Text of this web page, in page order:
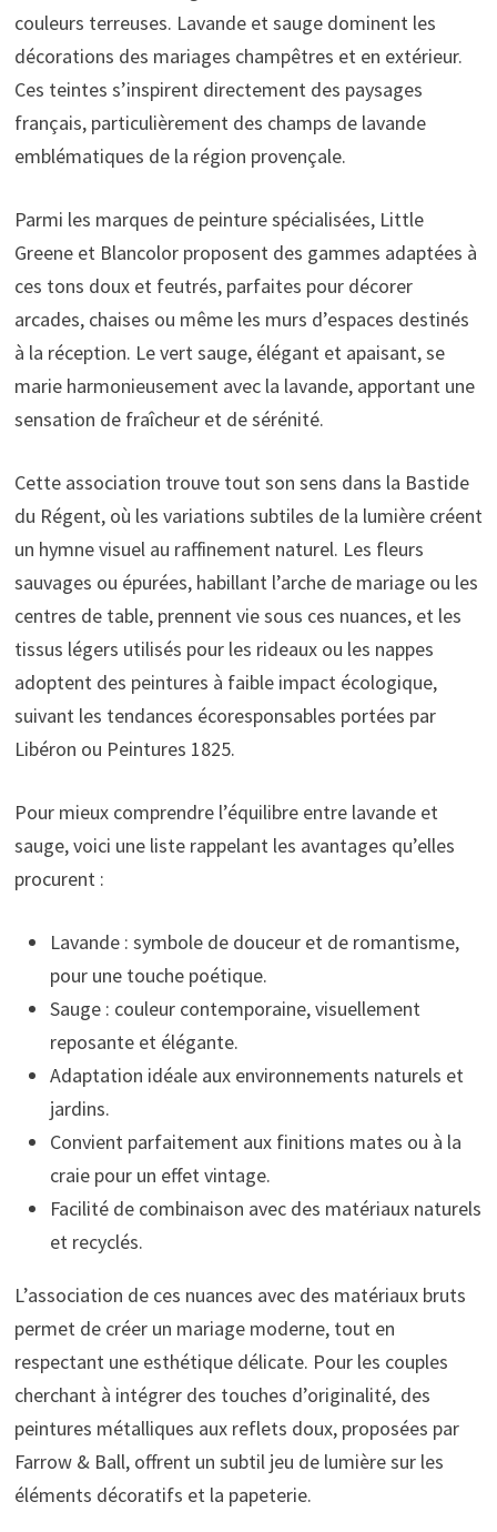
couleurs terreuses. Lavande et sauge dominent les
décorations des mariages champêtres et en extérieur.
Ces teintes s’inspirent directement des paysages
français, particulièrement des champs de lavande
emblématiques de la région provençale.
Parmi les marques de peinture spécialisées, Little
Greene et Blancolor proposent des gammes adaptées à
ces tons doux et feutrés, parfaites pour décorer
arcades, chaises ou même les murs d’espaces destinés
à la réception. Le vert sauge, élégant et apaisant, se
marie harmonieusement avec la lavande, apportant une
sensation de fraîcheur et de sérénité.
Cette association trouve tout son sens dans la Bastide
du Régent, où les variations subtiles de la lumière créent
un hymne visuel au raffinement naturel. Les fleurs
sauvages ou épurées, habillant l’arche de mariage ou les
centres de table, prennent vie sous ces nuances, et les
tissus légers utilisés pour les rideaux ou les nappes
adoptent des peintures à faible impact écologique,
suivant les tendances écoresponsables portées par
Libéron ou Peintures 1825.
Pour mieux comprendre l’équilibre entre lavande et
sauge, voici une liste rappelant les avantages qu’elles
procurent :
Lavande : symbole de douceur et de romantisme,
pour une touche poétique.
Sauge : couleur contemporaine, visuellement
reposante et élégante.
Adaptation idéale aux environnements naturels et
jardins.
Convient parfaitement aux finitions mates ou à la
craie pour un effet vintage.
Facilité de combinaison avec des matériaux naturels
et recyclés.
L’association de ces nuances avec des matériaux bruts
permet de créer un mariage moderne, tout en
respectant une esthétique délicate. Pour les couples
cherchant à intégrer des touches d’originalité, des
peintures métalliques aux reflets doux, proposées par
Farrow & Ball, offrent un subtil jeu de lumière sur les
éléments décoratifs et la papeterie.